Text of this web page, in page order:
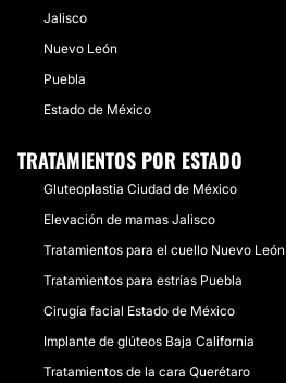
Jalisco
Nuevo León
Puebla
Estado de México
TRATAMIENTOS POR ESTADO
Gluteoplastia Ciudad de México
Elevación de mamas Jalisco
Tratamientos para el cuello Nuevo León
Tratamientos para estrías Puebla
Cirugía facial Estado de México
Implante de glúteos Baja California
Tratamientos de la cara Querétaro